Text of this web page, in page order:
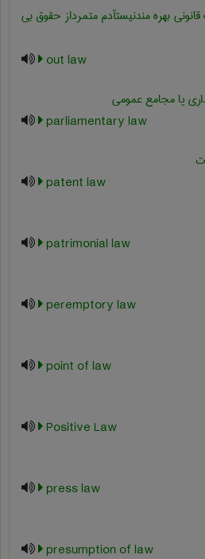
بهره مندنیستآدم متمرداز حقوق بی
out law
یا مجامع عمومی
parliamentary law
patent law
patrimonial law
peremptory law
point of law
Positive Law
press law
presumption of law